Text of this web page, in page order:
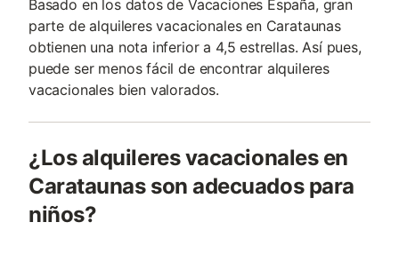
Basado en los datos de Vacaciones España, gran
parte de alquileres vacacionales en Carataunas
obtienen una nota inferior a 4,5 estrellas. Así pues,
puede ser menos fácil de encontrar alquileres
vacacionales bien valorados.
¿Los alquileres vacacionales en
Carataunas son adecuados para
niños?